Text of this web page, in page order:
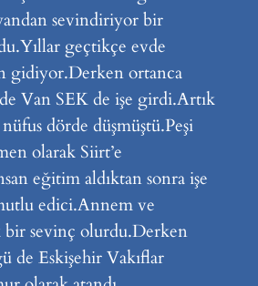
sevindiriyor bir
geçtikçe evde
gidiyor.Derken ortanca
Van SEK de işe girdi.Artık
dörde düşmüştü.Peşi
olarak Siirt’e
eğitim aldıktan sonra işe
edici.Annem ve
bir sevinç olurdu.Derken
de Eskişehir Vakıflar